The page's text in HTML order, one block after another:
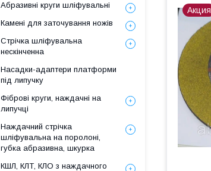
Акция
Абразивні круги шліфувальні
Камені для заточування ножів
Стрічка шліфувальна
нескінченна
Насадки-адаптери платформи
під липучку
Фіброві круги, наждачні на
липучці
Наждачний стрічка
шліфувальна на поролоні,
губка абразивна, шкурка
КШЛ, КЛТ, КЛО з наждачного